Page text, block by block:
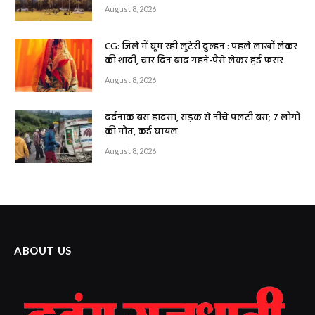
August 8, 2026
CG: जिले में घूम रही लुटेरी दुल्हन : पहले लाखों लेकर
की शादी, चार दिन बाद गहने-पैसे लेकर हुई फरार
August 8, 2026
दर्दनाक बस हादसा, सड़क से नीचे पलटी बस; 7 लोगों
की मौत, कई घायल
August 8, 2026
ABOUT US